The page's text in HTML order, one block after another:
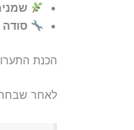
סודה
הכנת
לאחר